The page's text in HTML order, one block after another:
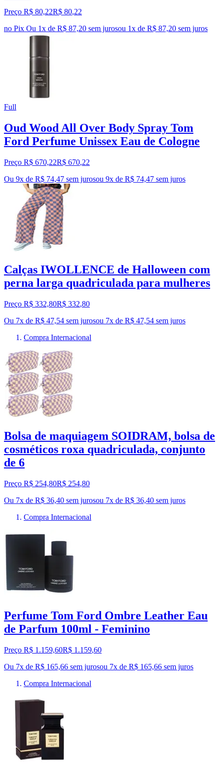
Preço R$ 80,22R$ 80,22
no Pix Ou 1x de R$ 87,20 sem jurosou 1x de R$ 87,20 sem juros
Full
Oud Wood All Over Body Spray Tom
Ford Perfume Unissex Eau de Cologne
Preço R$ 670,22R$ 670,22
Ou 9x de R$ 74,47 sem jurosou 9x de R$ 74,47 sem juros
Calças IWOLLENCE de Halloween com
perna larga quadriculada para mulheres
Preço R$ 332,80R$ 332,80
Ou 7x de R$ 47,54 sem jurosou 7x de R$ 47,54 sem juros
Compra Internacional
Bolsa de maquiagem SOIDRAM, bolsa de
cosméticos roxa quadriculada, conjunto
de 6
Preço R$ 254,80R$ 254,80
Ou 7x de R$ 36,40 sem jurosou 7x de R$ 36,40 sem juros
Compra Internacional
Perfume Tom Ford Ombre Leather Eau
de Parfum 100ml - Feminino
Preço R$ 1.159,60R$ 1.159,60
Ou 7x de R$ 165,66 sem jurosou 7x de R$ 165,66 sem juros
Compra Internacional